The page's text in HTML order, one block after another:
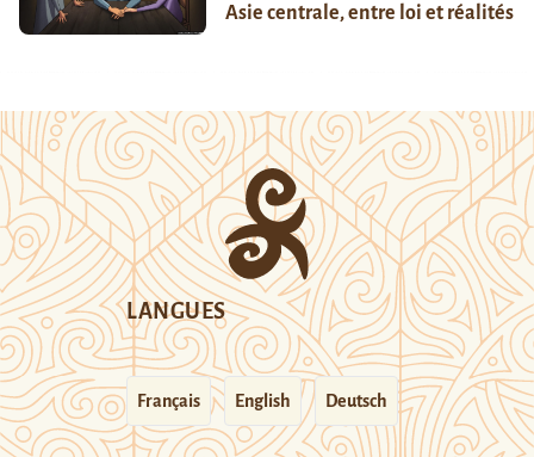
Asie centrale, entre loi et réalités
LANGUES
Français English Deutsch